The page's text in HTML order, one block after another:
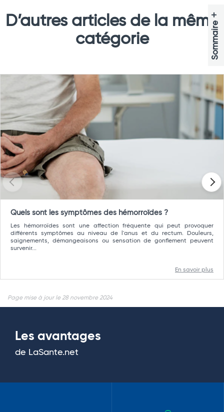
Sommaire
+
D’autres articles de la même
catégorie
Quels sont les symptômes des hémorroïdes ?
Les hémorroïdes sont une affection fréquente qui peut provoquer
différents symptômes au niveau de l'anus et du rectum. Douleurs,
saignements, démangeaisons ou sensation de gonflement peuvent
survenir...
En savoir plus
Page mise à jour le 28 novembre 2024
Les avantages
de LaSante.net